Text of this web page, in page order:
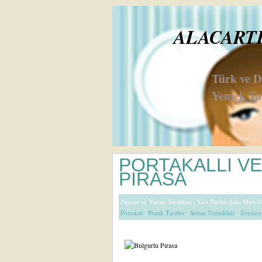
Türk ve
Yemek
PORTAKALLI
PIRASA
Pişiren ve Yazan: Neslihan | Yazı Tarihi: Salı, Mart
Portakal , Pratik Tarifler , Sebze Yemekleri ,